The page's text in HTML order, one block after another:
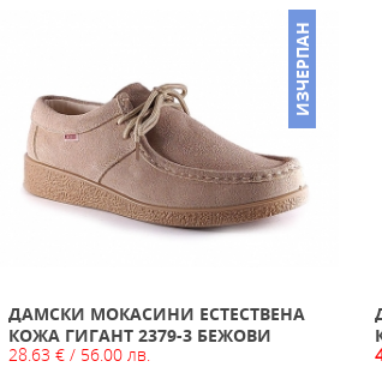
ИЗЧЕРПАН
ДАМСКИ МОКАСИНИ ЕСТЕСТВЕНА
КОЖА ГИГАНТ 2379-3 БЕЖОВИ
28.63 € / 56.00 лв.